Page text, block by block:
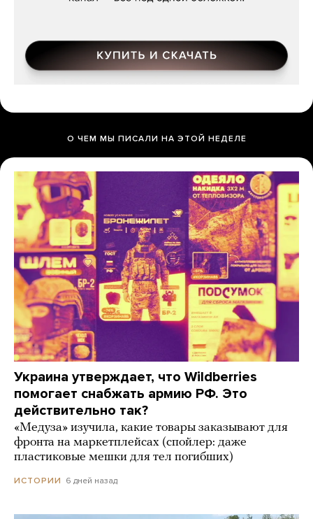
О ЧЕМ МЫ ПИСАЛИ НА ЭТОЙ НЕДЕЛЕ
Украина утверждает, что Wildberries
помогает снабжать армию РФ. Это
действительно так?
«Медуза» изучила, какие товары заказывают для
фронта на маркетплейсах (спойлер: даже
пластиковые мешки для тел погибших)
ИСТОРИИ 6 дней назад